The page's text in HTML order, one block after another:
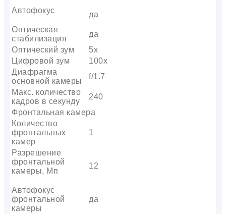
Автофокус
да
Оптическая
стабилизация
да
Оптический зум
5x
Цифровой зум
100x
Диафрагма
основной камеры
f/1.7
Макс. количество
кадров в секунду
240
Фронтальная камера
Количество
фронтальных
камер
1
Разрешение
фронтальной
камеры, Мп
12
Автофокус
фронтальной
камеры
да